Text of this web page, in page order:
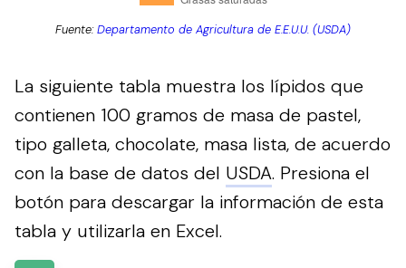
Fuente:Departamento de Agricultura de E.E.U.U. (USDA)
La siguiente tabla muestra los lípidos que
contienen 100 gramos de masa de pastel,
tipo galleta, chocolate, masa lista, de acuerdo
con la base de datos del USDA. Presiona el
botón para descargar la información de esta
tabla y utilizarla en Excel.